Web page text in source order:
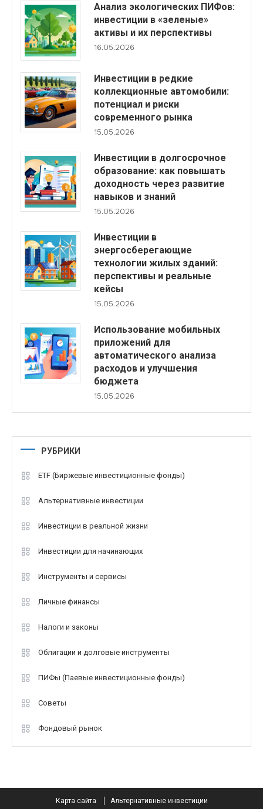
Анализ экологических ПИФов:
инвестиции в «зеленые»
активы и их перспективы
16.05.2026
Инвестиции в редкие
коллекционные автомобили:
потенциал и риски
современного рынка
15.05.2026
Инвестиции в долгосрочное
образование: как повышать
доходность через развитие
навыков и знаний
15.05.2026
Инвестиции в
энергосберегающие
технологии жилых зданий:
перспективы и реальные
кейсы
15.05.2026
Использование мобильных
приложений для
автоматического анализа
расходов и улучшения
бюджета
15.05.2026
РУБРИКИ
ETF (Биржевые инвестиционные фонды)
Альтернативные инвестиции
Инвестиции в реальной жизни
Инвестиции для начинающих
Инструменты и сервисы
Личные финансы
Налоги и законы
Облигации и долговые инструменты
ПИФы (Паевые инвестиционные фонды)
Советы
Фондовый рынок
Карта сайта Альтернативные инвестиции